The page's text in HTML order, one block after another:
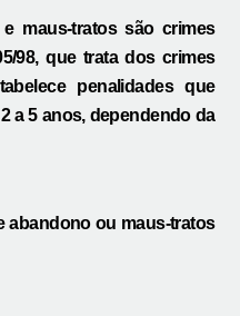
maus-tratos são crimes
98, que trata dos crimes
penalidades que
a 5 anos, dependendo da
abandono ou maus-tratos